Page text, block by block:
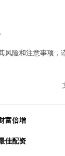
险和注意事项
富倍增
佳配资